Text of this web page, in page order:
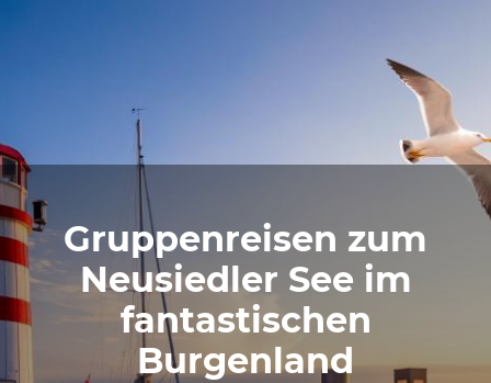
Gruppenreisen zum
Neusiedler See im
fantastischen
Burgenland